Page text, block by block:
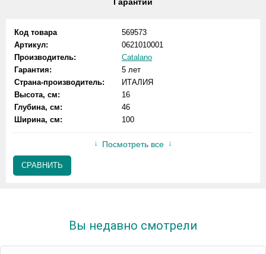
Код товара
569573
Артикул:
0621010001
Производитель:
Catalano
Гарантия:
5 лет
Страна-производитель:
ИТАЛИЯ
Высота, см:
16
Глубина, см:
46
Ширина, см:
100
Посмотреть все
СРАВНИТЬ
Вы недавно смотрели